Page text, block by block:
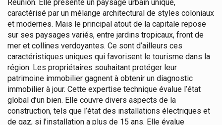
Réunion. Elle présente un paysage urbain unique,
caractérisé par un mélange architectural de styles coloniaux
et modernes. Mais le principal atout de la capitale repose
sur ses paysages variés, entre jardins tropicaux, front de
mer et collines verdoyantes. Ce sont d’ailleurs ces
caractéristiques uniques qui favorisent le tourisme dans la
région. Les propriétaires souhaitant protéger leur
patrimoine immobilier gagnent à obtenir un diagnostic
immobilier à jour. Cette expertise technique évalue l’état
global d’un bien. Elle couvre divers aspects de la
construction, tels que l’état des installations électriques et
de gaz, si l’installation a plus de 15 ans. Elle évalue